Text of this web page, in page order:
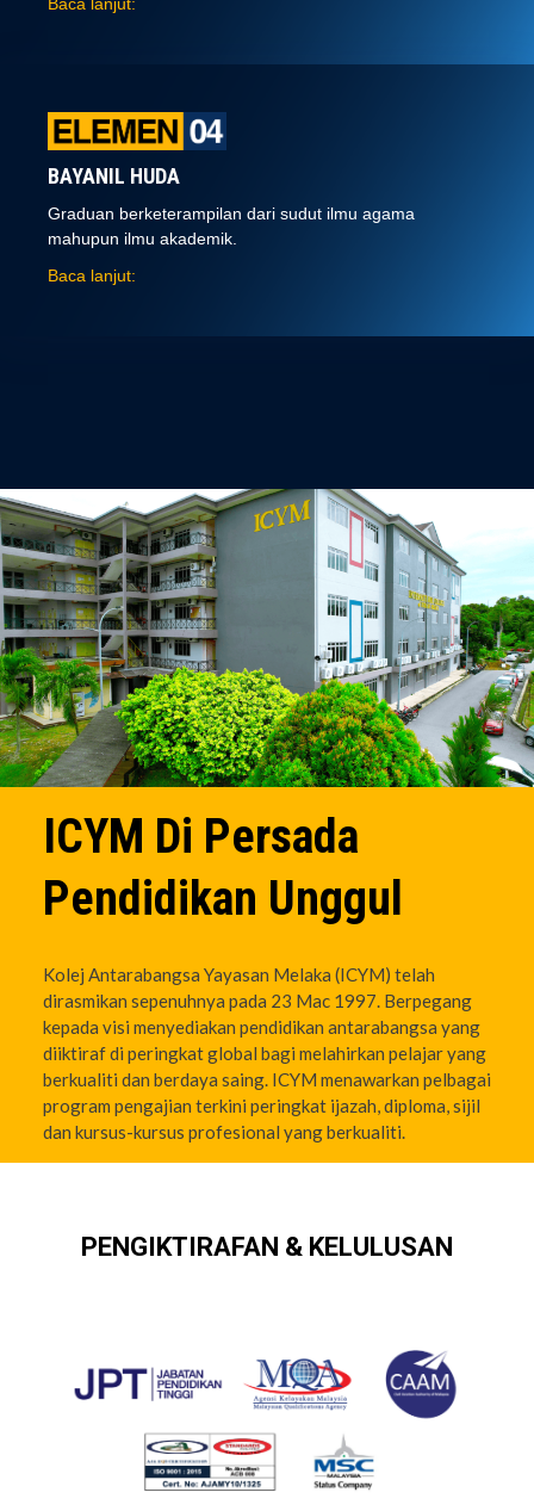
BAYANIL HUDA
Graduan berketerampilan dari sudut ilmu agama
mahupun ilmu akademik.
Baca lanjut:
ICYM Di Persada
Pendidikan Unggul
Kolej Antarabangsa Yayasan Melaka (ICYM) telah
dirasmikan sepenuhnya pada 23 Mac 1997. Berpegang
kepada visi menyediakan pendidikan antarabangsa yang
diiktiraf di peringkat global bagi melahirkan pelajar yang
berkualiti dan berdaya saing. ICYM menawarkan pelbagai
program pengajian terkini peringkat ijazah, diploma, sijil
dan kursus-kursus profesional yang berkualiti.
PENGIKTIRAFAN & KELULUSAN